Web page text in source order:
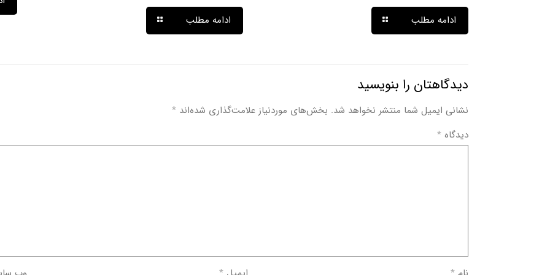
ادامه مطلب ادامه مطلب
دیدگاهتان را بنویسید
نشانی ایمیل شما منتشر نخواهد شد. بخش‌های موردنیاز علامت‌گذاری شده‌اند *
دیدگاه *